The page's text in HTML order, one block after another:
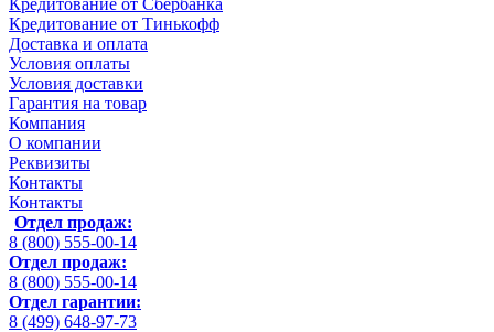
Кредитование от Сбербанка
Кредитование от Тинькофф
Доставка и оплата
Условия оплаты
Условия доставки
Гарантия на товар
Компания
О компании
Реквизиты
Контакты
Контакты
Отдел продаж:
8 (800) 555-00-14
Отдел продаж:
8 (800) 555-00-14
Отдел гарантии:
8 (499) 648-97-73